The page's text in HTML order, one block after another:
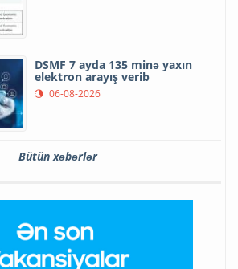
DSMF 7 ayda 135 minə yaxın
elektron arayış verib
06-08-2026
Bütün xəbərlər